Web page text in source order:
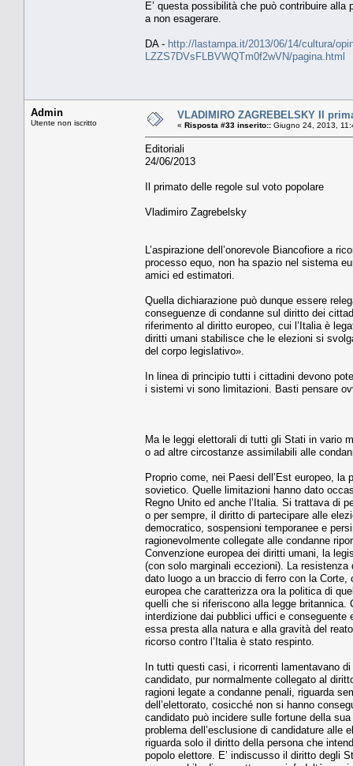
E’ questa possibilità che può contribuire
a non esagerare.
DA - http://lastampa.it/2013/06/14/cultura/
LZZS7DVsFLBVWQTm0f2wVN/pagina.html
Admin
Utente non iscritto
VLADIMIRO ZAGREBELSKY Il
« Risposta #33 inserito:: Giugno 24, 2013,
Editoriali
24/06/2013
Il primato delle regole sul voto popolare
Vladimiro Zagrebelsky
L’aspirazione dell’onorevole Biancofiore a
processo equo, non ha spazio nel sistema
amici ed estimatori.
Quella dichiarazione può dunque essere
conseguenze di condanne sul diritto dei
riferimento al diritto europeo, cui l’Italia è
diritti umani stabilisce che le elezioni si
del corpo legislativo».
In linea di principio tutti i cittadini devono
i sistemi vi sono limitazioni. Basti pensare
Ma le leggi elettorali di tutti gli Stati in vario
o ad altre circostanze assimilabili alle
Proprio come, nei Paesi dell’Est europeo,
sovietico. Quelle limitazioni hanno dato
Regno Unito ed anche l’Italia. Si trattava di
o per sempre, il diritto di partecipare alle
democratico, sospensioni temporanee e
ragionevolmente collegate alle condanne
Convenzione europea dei diritti umani, la
(con solo marginali eccezioni). La
dato luogo a un braccio di ferro con la
europea che caratterizza ora la politica di
quelli che si riferiscono alla legge
interdizione dai pubblici uffici e conseguente
essa presta alla natura e alla gravità del
ricorso contro l’Italia è stato respinto.
In tutti questi casi, i ricorrenti lamentavano
candidato, pur normalmente collegato al
ragioni legate a condanne penali, riguarda
dell’elettorato, cosicché non si hanno
candidato può incidere sulle fortune della
problema dell’esclusione di candidature alle
riguarda solo il diritto della persona che
popolo elettore. E’ indiscusso il diritto degli